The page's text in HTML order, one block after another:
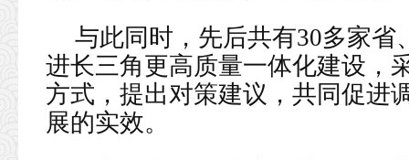
与此同时，先后共有30多家
进长三角更高质量一体化建设，
方式，提出对策建议，共同促进
展的实效。